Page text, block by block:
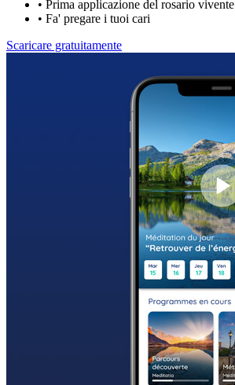
• Prima applicazione del rosario vivente
• Fa' pregare i tuoi cari
Scaricare gratuitamente